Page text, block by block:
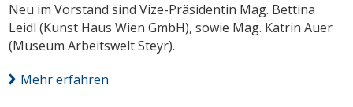
Neu im Vorstand sind Vize-Präsidentin Mag. Bettina
Leidl (Kunst Haus Wien GmbH), sowie Mag. Katrin Auer
(Museum Arbeitswelt Steyr).
Mehr erfahren